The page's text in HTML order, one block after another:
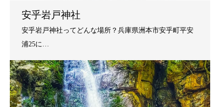
安乎岩戸神社